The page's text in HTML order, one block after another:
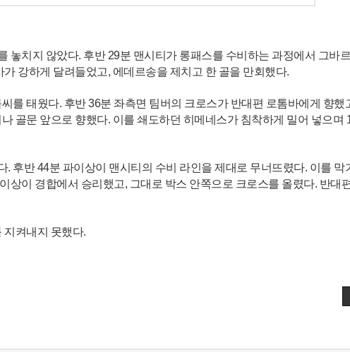
놓치지 않았다. 후반 29분 맨시티가 롱패스를 수비하는 과정에서 그바르
강하게 달려들었고, 에데르송을 제치고 한 골을 만회했다.
를 태웠다. 후반 36분 좌측면 팀버의 크로스가 반대편 로톰바에게 향했
골문 앞으로 향했다. 이를 쇄도하던 히메네스가 침착하게 밀어 넣으며
후반 44분 파이상이 맨시티의 수비 라인을 제대로 무너뜨렸다. 이를 막
상이 경합에서 승리했고, 그대로 박스 안쪽으로 크로스를 올렸다. 반대
지켜내지 못했다.